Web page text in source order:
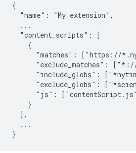
{
  "name": "My extension",
  ...
  "content_scripts": [
    {
"matches": ["https://
"exclude_matches":
"include_globs":
"exclude_globs":
"js":
    }
  ],
  ...